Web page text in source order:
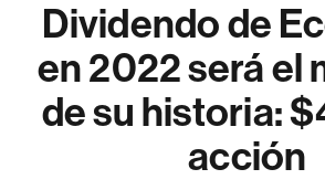
Dividendo de
en 2022 será el
de su historia:
acción